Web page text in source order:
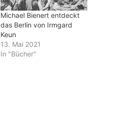
Michael Bienert entdeckt
das Berlin von Irmgard
Keun
13. Mai 2021
In "Bücher"